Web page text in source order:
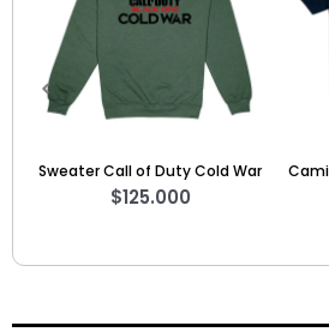
Camiseta Formula 1 Oracle
Lawson 2025